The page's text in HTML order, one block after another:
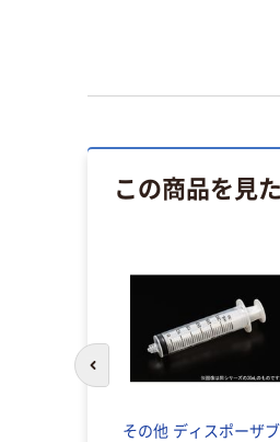
この商品を見
その他 ディスポーザブ
前のスライドへ